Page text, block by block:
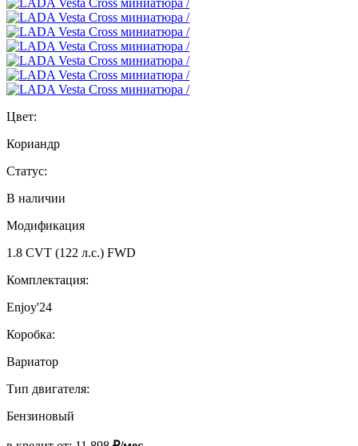
Цвет:
Кориандр
Статус:
В наличии
Модификация
1.8 CVT (122 л.с.) FWD
Комплектация:
Enjoy'24
Коробка:
Вариатор
Тип двигателя:
Бензиновый